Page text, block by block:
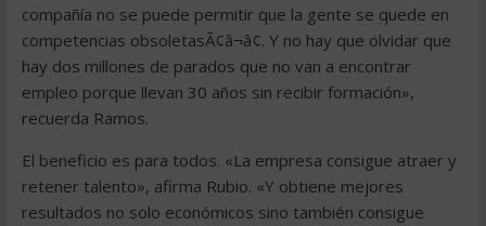
compañía no se puede permitir que la gente se quede en
competencias obsoletasÃ¢â¬â¢. Y no hay que olvidar que
hay dos millones de parados que no van a encontrar
empleo porque llevan 30 años sin recibir formación»,
recuerda Ramos.
El beneficio es para todos. «La empresa consigue atraer y
retener talento», afirma Rubio. «Y obtiene mejores
resultados no solo económicos sino también consigue